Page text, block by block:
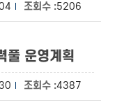
5206
풀 운영계획
4387